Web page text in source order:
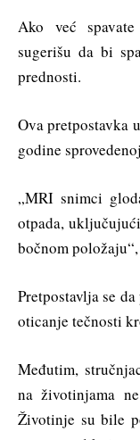
Ako već
sugerišu da bi
prednosti.
Ova pretpostavka
godine
„MRI snimci
otpada,
bočnom
Pretpostavlja se
oticanje tečnosti
Međutim,
na životinjama
Životinje su bile